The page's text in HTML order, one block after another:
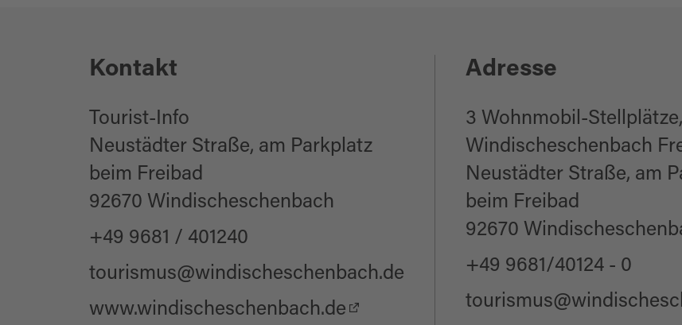
Kontakt
Tourist-Info
Neustädter Straße, am Parkplatz
beim Freibad
92670 Windischeschenbach
+49 9681 / 401240
tourismus@windischeschenbach.de
www.windischeschenbach.de
Adresse
3 Wohnmobil-Stellplätze,
Windischeschenbach
Neustädter Straße, am
beim Freibad
92670
+49 9681/40124 - 0